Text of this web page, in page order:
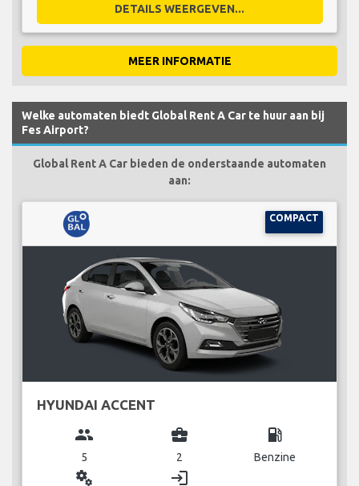
DETAILS WEERGEVEN...
MEER INFORMATIE
Welke automaten biedt Global Rent A Car te huur aan bij
Fes Airport?
Global Rent A Car bieden de onderstaande automaten
aan:
COMPACT
HYUNDAI ACCENT
group
5
business_center
2
local_gas_station
Benzine
miscellaneous_services login